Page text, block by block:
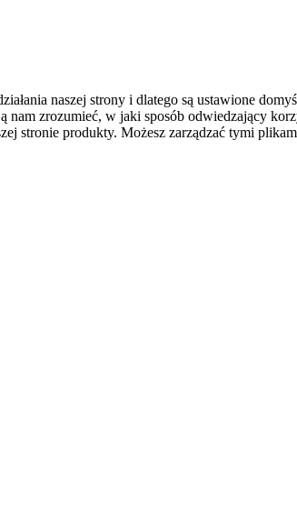
naszej strony i dlatego są ustawione
nam zrozumieć, w jaki sposób odwiedzający
stronie produkty. Możesz zarządzać tymi